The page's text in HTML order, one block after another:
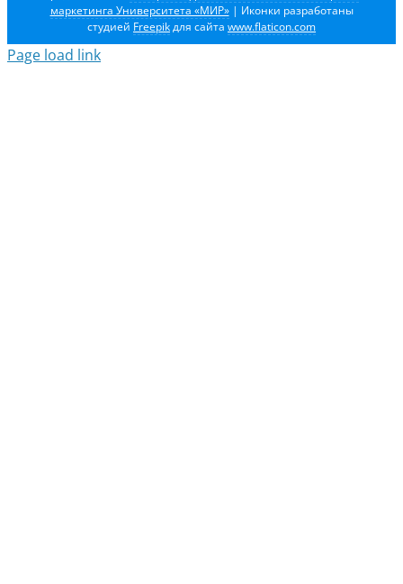
маркетинга Университета «МИР»| Иконки разработаны
студией Freepikдля сайта www.flaticon.com
Page load link